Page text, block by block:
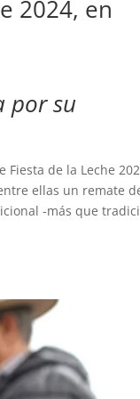
2024, en
por su
Fiesta de la Leche
ellas un remate
-más que